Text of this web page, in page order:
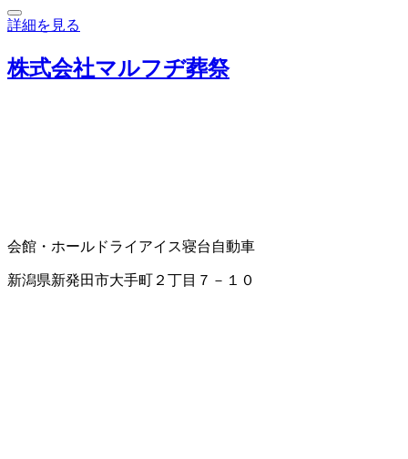
詳細を見る
株式会社マルフヂ葬祭
会館・ホール ドライアイス寝台自動車
新潟県新発田市大手町２丁目７－１０